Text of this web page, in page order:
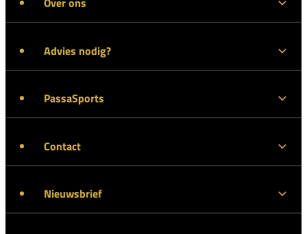
Advies nodig?
PassaSports
Contact
Nieuwsbrief